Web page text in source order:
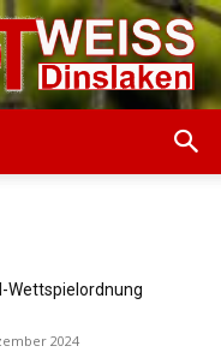
Wettspielordnung
2024